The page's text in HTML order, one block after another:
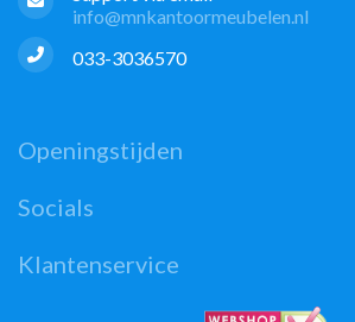
info@mnkantoormeubelen.nl
033-3036570
Openingstijden
Socials
Klantenservice